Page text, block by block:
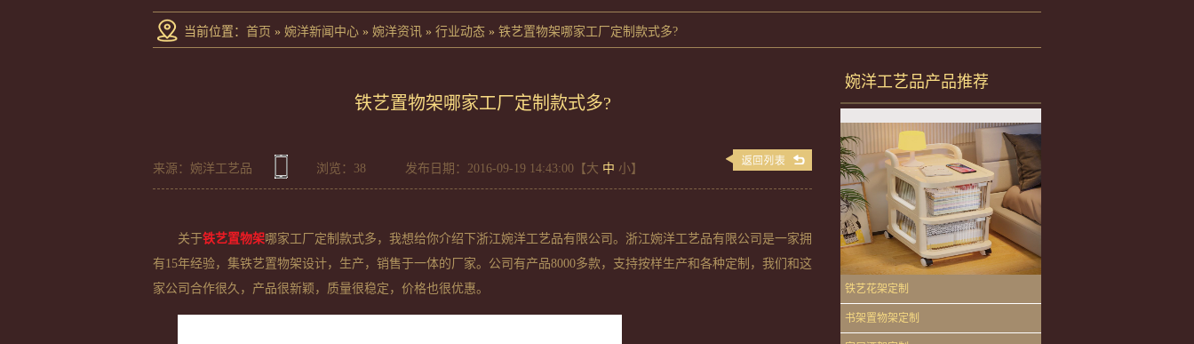
当前位置 ： 首页 » 婉洋新闻中心 » 婉洋资讯 » 行业动态 » 铁艺置物架哪家工厂定制款式多?
铁艺置物架哪家工厂定制款式多?
来源：婉洋工艺品 浏览： 38 发布日期：2016-09-19 14:43:00【 大 中 小】
关于铁艺置物架哪家工厂定制款式多，我想给你介绍下浙江婉洋工艺品有限公司。浙江婉洋工艺品有限公司是一家拥
有15年经验，集铁艺置物架设计，生产，销售于一体的厂家。公司有产品8000多款，支持按样生产和各种定制，我们和这
家公司合作很久，产品很新颖，质量很稳定，价格也很优惠。
婉洋工艺品产品推荐
铁艺花架定制
书架置物架定制